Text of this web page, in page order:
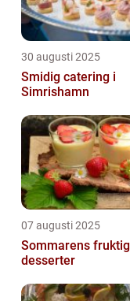
30 augusti 2025
Smidig catering i
Simrishamn
07 augusti 2025
Sommarens
desserter